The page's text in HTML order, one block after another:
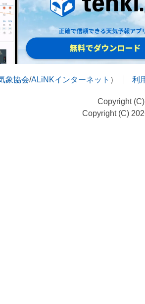
象協会/ALiNKインターネット ） 利
Copyright
Copyright (C)